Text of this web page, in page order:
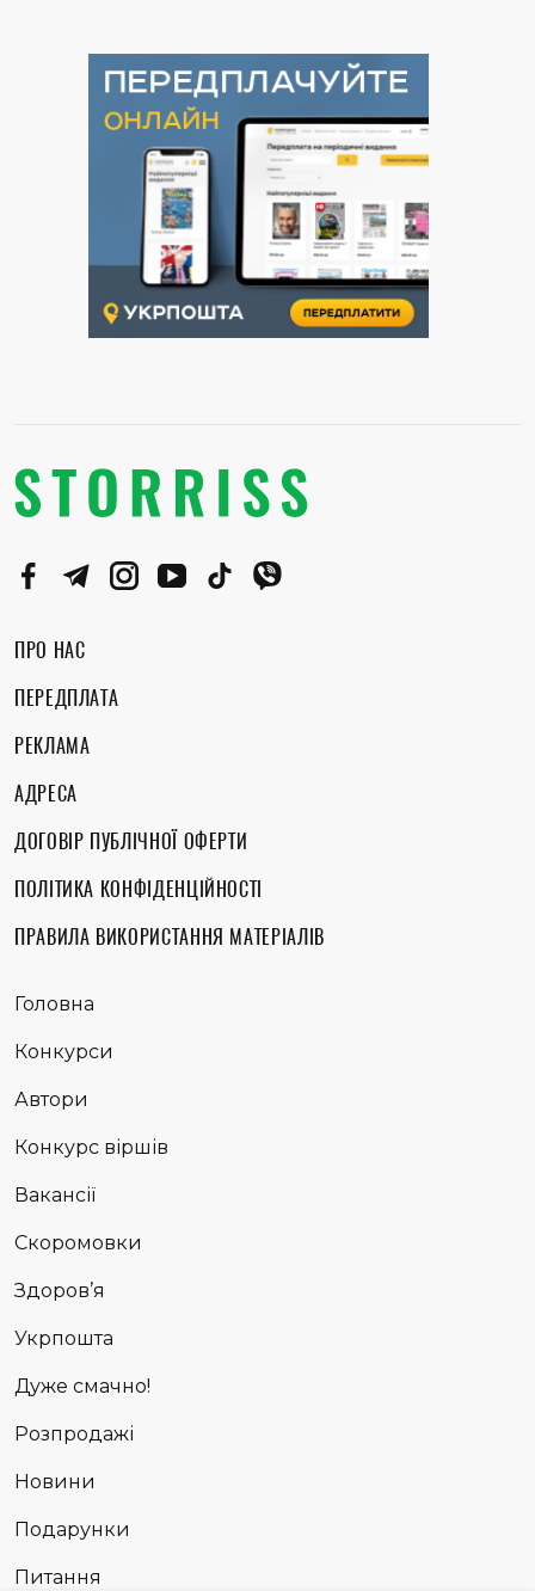
ПРО НАС
ПЕРЕДПЛАТА
РЕКЛАМА
АДРЕСА
ДОГОВІР ПУБЛІЧНОЇ ОФЕРТИ
ПОЛІТИКА КОНФІДЕНЦІЙНОСТІ
ПРАВИЛА ВИКОРИСТАННЯ МАТЕРІАЛІВ
Головна
Конкурси
Автори
Конкурс віршів
Вакансії
Скоромовки
Здоров’я
Укрпошта
Дуже смачно!
Розпродажі
Новини
Подарунки
Питання